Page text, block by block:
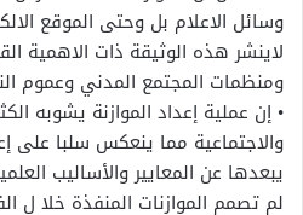
وسائل الاعلام بل وحتى الموقع
لاينشر هذه الوثيقة ذات الاهمية
ومنظمات المجتمع المدني وعموم
• إن عملية إعداد الموازنة يشوبه
والاجتماعية مما ينعكس سلبا على
يبعدها عن المعايير والأساليب